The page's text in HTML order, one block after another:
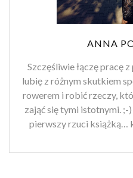
ANNA
Szczęśliwie łączę pracę
lubię z różnym skutkiem
rowerem i robić rzeczy,
zająć się tymi istotnymi. ;-
pierwszy rzuci książką…